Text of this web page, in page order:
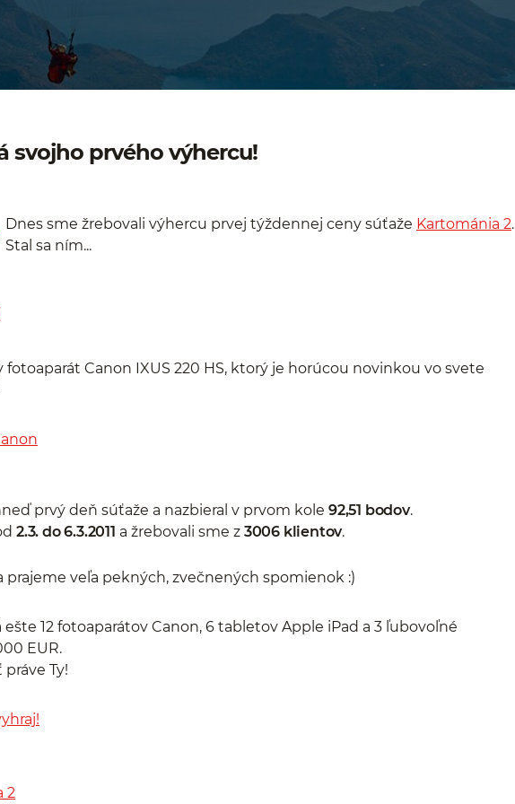
svojho prvého výhercu!
Dnes sme žrebovali výhercu prvej týždennej ceny súťaže Kartománia 2.
Stal sa ním...
Canon IXUS 220 HS, ktorý je horúcou novinkou vo svete
prvý deň súťaže a nazbieral v prvom kole 92,51 bodov.
2.3. do 6.3.2011 a žrebovali sme z 3006 klientov.
veľa pekných, zvečnených spomienok :)
12 fotoaparátov Canon, 6 tabletov Apple iPad a 3 ľubovoľné
EUR.
Ty!
2